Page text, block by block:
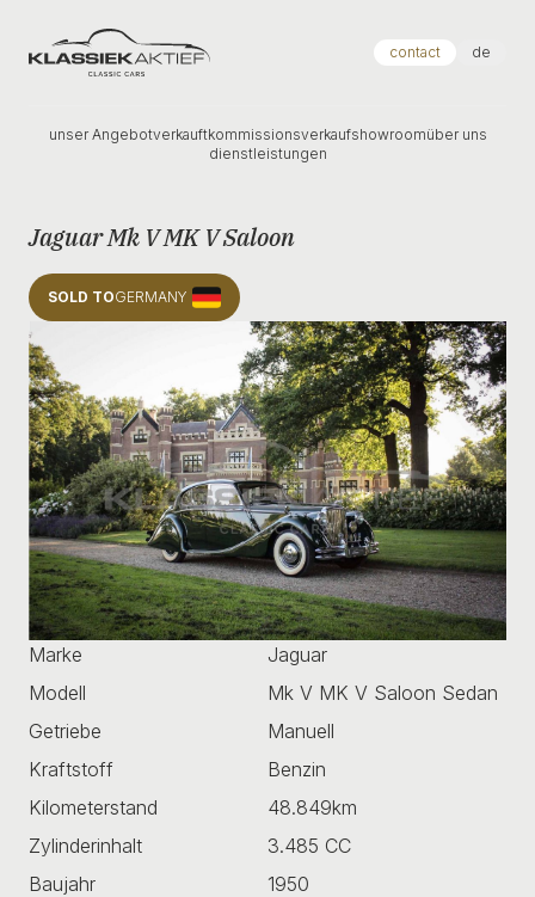
Klassiek Aktief contact de
unser Angebotverkauftkommissionsverkaufshowroomüber uns
dienstleistungen
Jaguar Mk V MK V Saloon
SOLD TOGERMANY
Marke
Jaguar
Modell
Mk V MK V Saloon Sedan
Getriebe
Manuell
Kraftstoff
Benzin
Kilometerstand
48.849km
Zylinderinhalt
3.485 CC
Baujahr
1950